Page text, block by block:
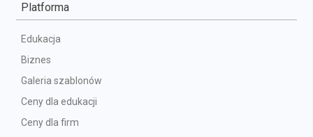
Platforma
Edukacja
Biznes
Galeria szablonów
Ceny dla edukacji
Ceny dla firm